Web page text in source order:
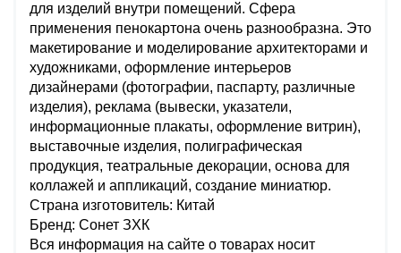
для изделий внутри помещений. Сфера
применения пенокартона очень разнообразна. Это
макетирование и моделирование архитекторами и
художниками, оформление интерьеров
дизайнерами (фотографии, паспарту, различные
изделия), реклама (вывески, указатели,
информационные плакаты, оформление витрин),
выставочные изделия, полиграфическая
продукция, театральные декорации, основа для
коллажей и аппликаций, создание миниатюр.
Страна изготовитель: Китай
Бренд: Сонет ЗХК
Вся информация на сайте о товарах носит